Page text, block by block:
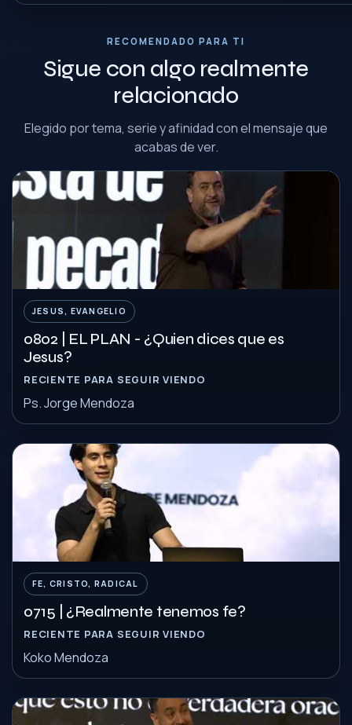
RECOMENDADO PARA TI
Sigue con algo realmente
relacionado
Elegido por tema, serie y afinidad con el mensaje que
acabas de ver.
JESUS, EVANGELIO
0802 | EL PLAN - ¿Quien dices que es
Jesus?
RECIENTE PARA SEGUIR VIENDO
Ps. Jorge Mendoza
FE, CRISTO, RADICAL
0715 | ¿Realmente tenemos fe?
RECIENTE PARA SEGUIR VIENDO
Koko Mendoza